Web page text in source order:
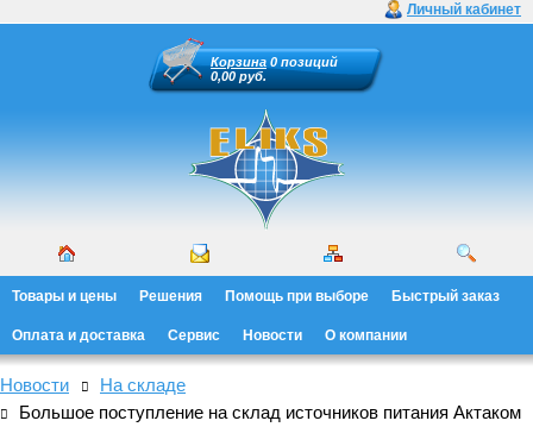
Личный кабинет
Корзина 0 позиций
0,00 руб.
Товары и цены Решения Помощь при выборе Быстрый заказ
Оплата и доставка Сервис Новости О компании
Новости
На складе
Большое поступление на склад источников питания Актаком